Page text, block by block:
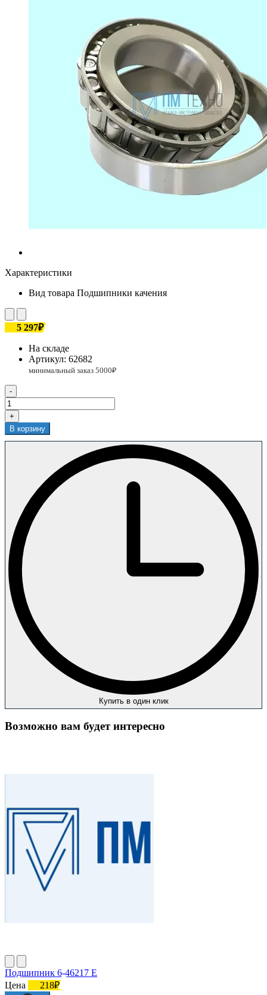
Характеристики
Вид товара Подшипники качения
5 297₽
На складе
Артикул: 62682
-
+
В корзину
Купить в один клик
Возможно вам будет интересно
Подшипник 6-46217 Е
Цена
218₽